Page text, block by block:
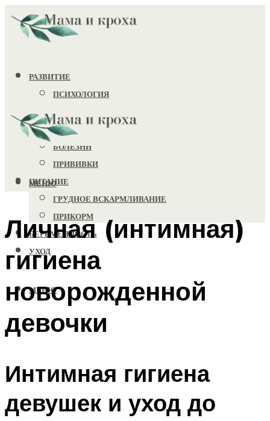
РАЗВИТИЕ
ПСИХОЛОГИЯ
ИГРУШКИ
ЗДОРОВЬЕ
БОЛЕЗНИ
ПРИВИВКИ
ПИТАНИЕ
ГРУДНОЕ ВСКАРМЛИВАНИЕ
ПРИКОРМ
БЕРЕМЕННОСТЬ
УХОД
МЕНЮ
МЕНЮ
Личная (интимная)
гигиена
новорожденной
девочки
Интимная гигиена
девушек и уход до